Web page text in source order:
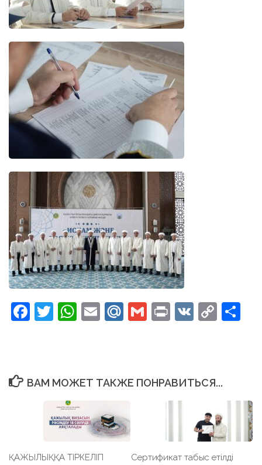
Facebook
Twitter
WhatsApp
EmailMail.Ru
Gmail
PrintVK Copy
ВАМ МОЖЕТ ТАКЖЕ ПОНРАВИТЬСЯ...
ҚАЖЫЛЫҚҚА ТІРКЕЛІП Сертификат табыс етілді